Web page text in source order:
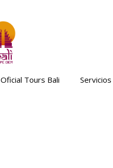
Oficial Tours Bali Servicios